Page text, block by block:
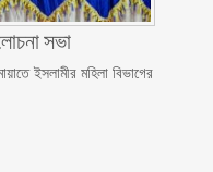
সভা
ইসলামীর মহিলা বিভাগের